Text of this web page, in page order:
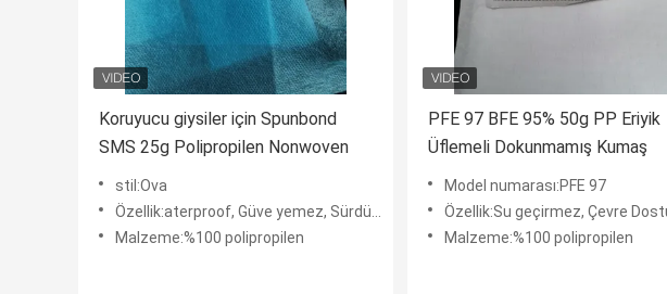
Koruyucu giysiler için Spunbond
SMS 25g Polipropilen Nonwoven
stil:Ova
Özellik:aterproof, Güve yemez, Sürdürülebilir, Nefes alabilir, Bakteri Önleyici, Yırtılmaya Dayanıklı
Malzeme:%100 polipropilen
PFE 97 BFE 95% 50g PP Eriyik
Üflemeli Dokunmamış Kumaş
Model numarası:PFE 97
Özellik:Su geçirmez, Çevre Dostu, Nefes Alabilir, Antistatik,
Malzeme:%100 polipropilen